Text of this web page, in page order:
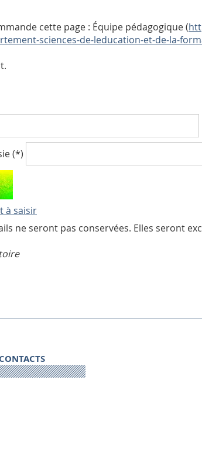
cette page : Équipe pédagogique (
sciences-de-leducation-et-de-la-
(*)
à saisir
ne seront pas conservées. Elles seront
CONTACTS